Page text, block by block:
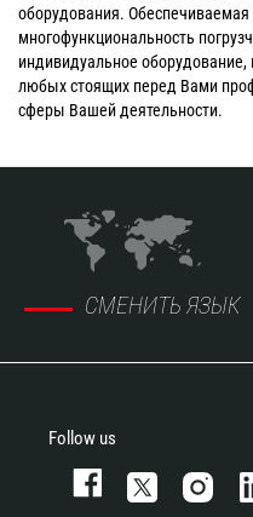
оборудования.
многофункциональность
индивидуальное
любых стоящих перед Вами
сферы Вашей деятельности.
СМЕНИТЬ ЯЗЫК
Follow us